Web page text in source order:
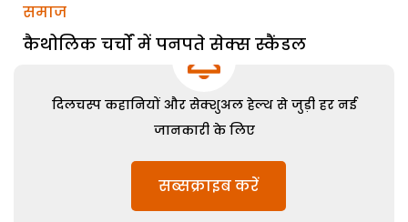
समाज
कैथोलिक चर्चों में पनपते सेक्स स्कैंडल
दिलचस्प कहानियों और सेक्शुअल हेल्थ से जुड़ी हर नई
जानकारी के लिए
सब्सक्राइब करें